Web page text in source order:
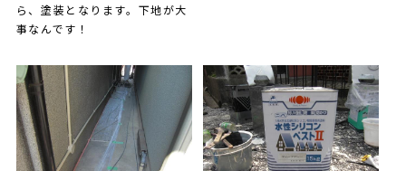
ら、塗装となります。下地が大
事なんです！